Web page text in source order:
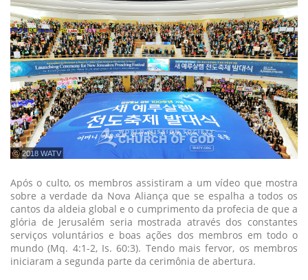
ⓒ 2018 WATV
Após o culto, os membros assistiram a um vídeo que mostra
sobre a verdade da Nova Aliança que se espalha a todos os
cantos da aldeia global e o cumprimento da profecia de que a
glória de Jerusalém seria mostrada através dos constantes
serviços voluntários e boas ações dos membros em todo o
mundo (Mq. 4:1-2, Is. 60:3). Tendo mais fervor, os membros
iniciaram a segunda parte da cerimônia de abertura.